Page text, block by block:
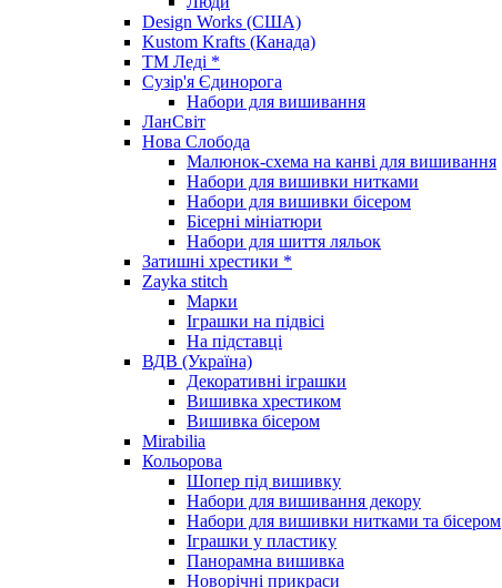
Design Works (США)
Kustom Krafts (Канада)
ТМ Леді *
Сузір'я Єдинорога
Набори для вишивання
ЛанСвіт
Нова Слобода
Малюнок-схема на канві для вишивання
Набори для вишивки нитками
Набори для вишивки бісером
Бісерні мініатюри
Набори для шиття ляльок
Затишні хрестики *
Zayka stitch
Марки
Іграшки на підвісі
На підставці
ВДВ (Україна)
Декоративні іграшки
Вишивка хрестиком
Вишивка бісером
Mirabilia
Кольорова
Шопер під вишивку
Набори для вишивання декору
Набори для вишивки нитками та бісером
Іграшки у пластику
Панорамна вишивка
Новорічні прикраси